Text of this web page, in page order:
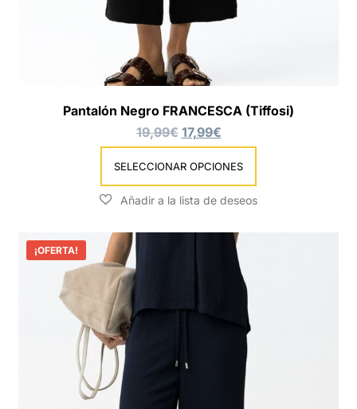
Pantalón Negro FRANCESCA (Tiffosi)
19,99€ 17,99€
SELECCIONAR OPCIONES
¡OFERTA!